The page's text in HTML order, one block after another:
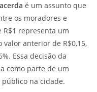
é um assunto que
os moradores e
R$1 representa um
anterior de R$0,15,
Essa decisão da
como parte de um
na cidade.